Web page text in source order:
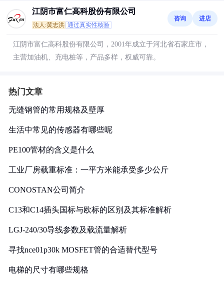
江阴市富仁高科股份有限公司
法人:黄志洪 通过真实性核验
咨询 进店
江阴市富仁高科股份有限公司，2001年成立于河北省石家庄市，
主营加油机、充电桩等，产品多样，权威可靠。
热门文章
无缝钢管的常用规格及壁厚
生活中常见的传感器有哪些呢
PE100管材的含义是什么
工业厂房载重标准：一平方米能承受多少公斤
CONOSTAN公司简介
C13和C14插头国标与欧标的区别及其标准解析
LGJ-240/30导线参数及载流量解析
寻找nce01p30k MOSFET管的合适替代型号
电梯的尺寸有哪些规格